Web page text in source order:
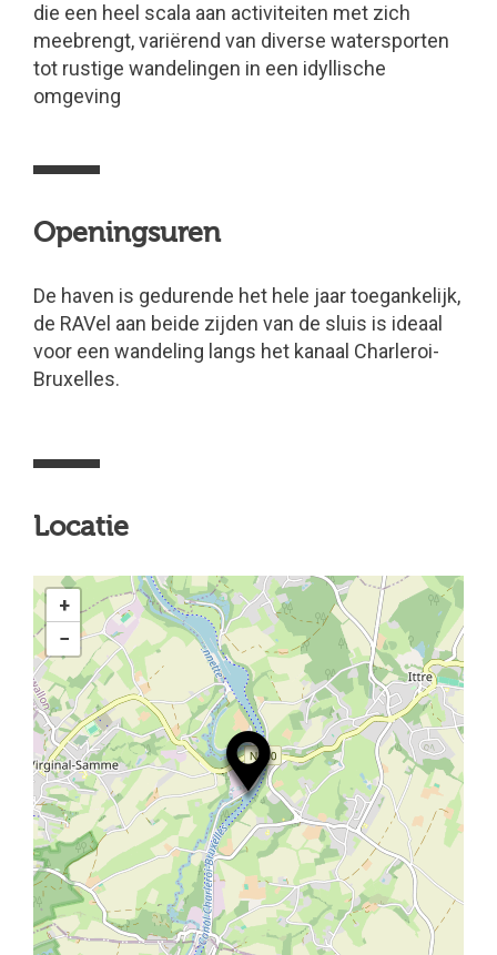
die een heel scala aan activiteiten met zich
meebrengt, variërend van diverse watersporten
tot rustige wandelingen in een idyllische
omgeving
Openingsuren
De haven is gedurende het hele jaar toegankelijk,
de RAVel aan beide zijden van de sluis is ideaal
voor een wandeling langs het kanaal Charleroi-
Bruxelles.
Locatie
+
−